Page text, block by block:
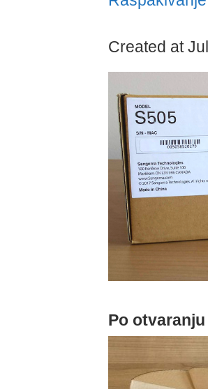
Created at
Po